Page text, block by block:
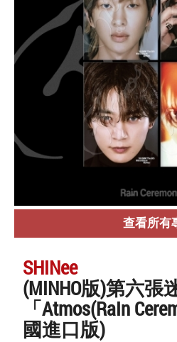
查看所有
SHINee
(MINHO版)第六張
「Atmos(RaIn
國進口版)